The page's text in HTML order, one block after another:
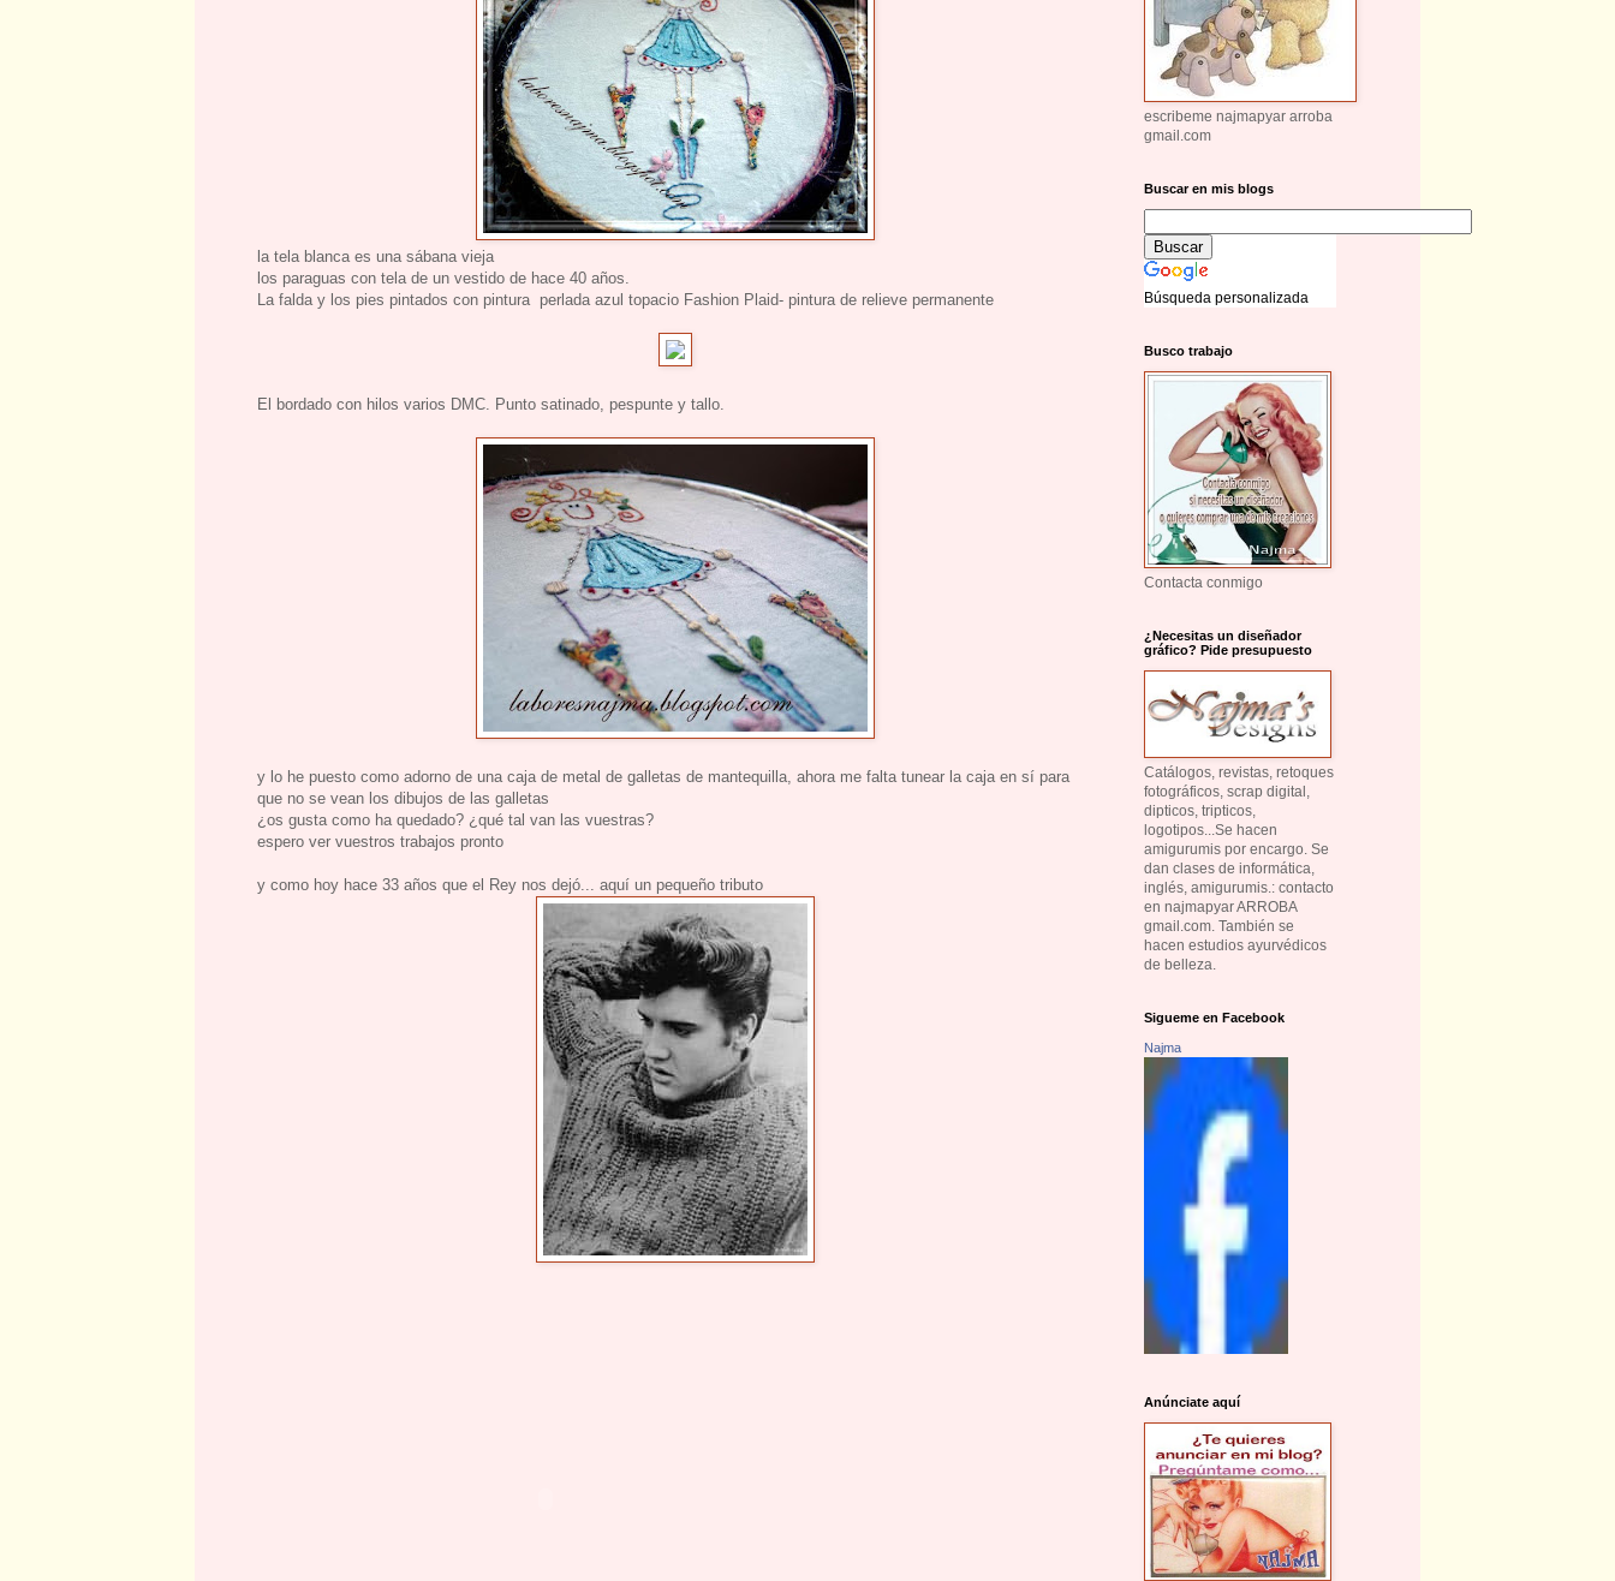
la tela blanca es una sábana vieja
los paraguas con tela de un vestido de hace 40 años.
La falda y los pies pintados con pintura perlada azul topacio Fashion Plaid- pintura de relieve permanente
El bordado con hilos varios DMC. Punto satinado, pespunte y tallo.
y lo he puesto como adorno de una caja de metal de galletas de mantequilla, ahora me falta tunear la caja en sí para
que no se vean los dibujos de las galletas
¿os gusta como ha quedado? ¿qué tal van las vuestras?
espero ver vuestros trabajos pronto
y como hoy hace 33 años que el Rey nos dejó... aquí un pequeño tributo
escribeme najmapyar arroba
gmail.com
Buscar en mis blogs
Búsqueda personalizada
Busco trabajo
Contacta conmigo
¿Necesitas un diseñador
gráfico? Pide presupuesto
Catálogos, revistas, retoques
fotográficos, scrap digital,
dipticos, tripticos,
logotipos...Se hacen
amigurumis por encargo. Se
dan clases de informática,
inglés, amigurumis.: contacto
en najmapyar ARROBA
gmail.com. También se
hacen estudios ayurvédicos
de belleza.
Sigueme en Facebook
Najma
Anúnciate aquí